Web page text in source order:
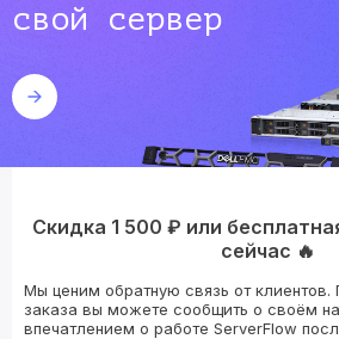
свой сервер
Скидка 1 500 ₽ или
сейчас 🔥
Мы ценим обратную связь от
заказа вы можете сообщить о своём
впечатлением о работе ServerFlow